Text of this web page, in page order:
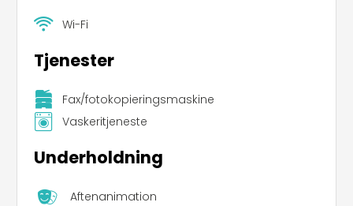
Wi-Fi
Tjenester
Fax/fotokopieringsmaskine
Vaskeritjeneste
Underholdning
Aftenanimation